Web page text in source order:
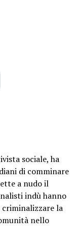
sociale, ha
di comminare
a nudo il
indù hanno
la
nello